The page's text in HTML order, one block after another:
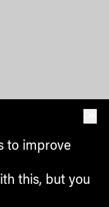
to improve
this, but you